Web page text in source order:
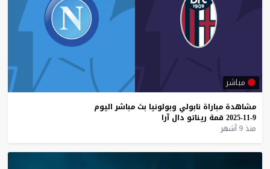
مباشر
مشاهدة مباراة نابولي وبولونيا بث مباشر اليوم
9-11-2025
قمة ريناتو دال آرا
منذ 9 أشهر